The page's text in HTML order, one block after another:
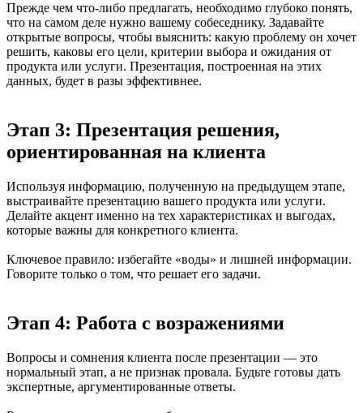
Прежде чем что-либо предлагать, необходимо глубоко понять,
что на самом деле нужно вашему собеседнику. Задавайте
открытые вопросы, чтобы выяснить: какую проблему он хочет
решить, каковы его цели, критерии выбора и ожидания от
продукта или услуги. Презентация, построенная на этих
данных, будет в разы эффективнее.
Этап 3: Презентация решения,
ориентированная на клиента
Используя информацию, полученную на предыдущем этапе,
выстраивайте презентацию вашего продукта или услуги.
Делайте акцент именно на тех характеристиках и выгодах,
которые важны для конкретного клиента.
Ключевое правило: избегайте «воды» и лишней информации.
Говорите только о том, что решает его задачи.
Этап 4: Работа с возражениями
Вопросы и сомнения клиента после презентации — это
нормальный этап, а не признак провала. Будьте готовы дать
экспертные, аргументированные ответы.